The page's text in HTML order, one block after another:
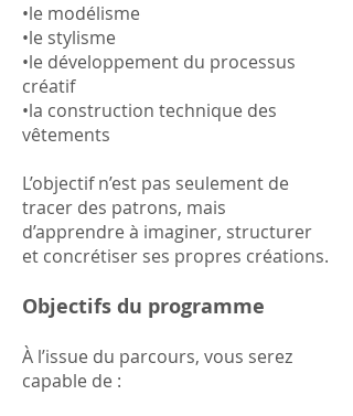
•le modélisme
•le stylisme
•le développement du processus
créatif
•la construction technique des
vêtements
L’objectif n’est pas seulement de
tracer des patrons, mais
d’apprendre à imaginer, structurer
et concrétiser ses propres créations.
Objectifs du programme
À l’issue du parcours, vous serez
capable de :